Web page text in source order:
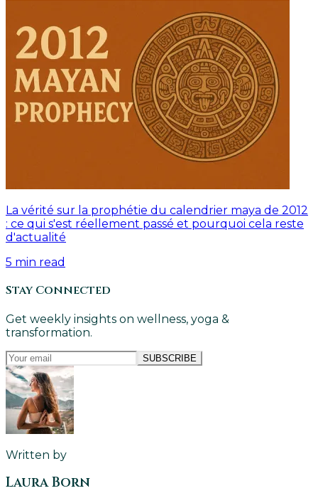
La vérité sur la prophétie du calendrier maya de 2012
: ce qui s'est réellement passé et pourquoi cela reste
d'actualité
5 min read
Stay Connected
Get weekly insights on wellness, yoga &
transformation.
SUBSCRIBE
Written by
Laura Born